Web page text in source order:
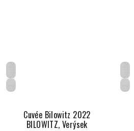
CZ
Suché
Cuvée Bilowitz 2022
BILOWITZ, Verýsek
CZ
Suché